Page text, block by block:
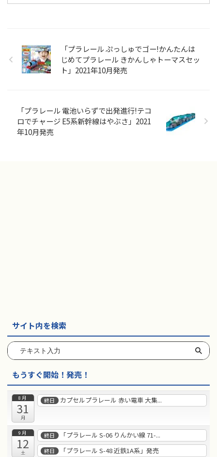
「プラレール ぷっしゅでゴー!かんたんは
じめてプラレール きかんしゃトーマスセッ
ト」2021年10月発売
「プラレール 電池いらずで出発進行!テコ
ロでチャージ E5系新幹線はやぶさ」2021
年10月発売
サイト内を検索
もうすぐ開始！発売！
8月
31
月
終日 カプセルプラレール 赤い電車 大集...
9月
12
土
終日 「プラレール S-06 りんかい線 71-...
終日 「プラレール S-48 近鉄1A系」発売